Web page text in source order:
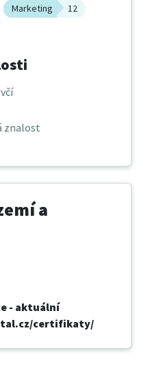
Marketing 12
znalost
a
- aktuální
certifikaty/